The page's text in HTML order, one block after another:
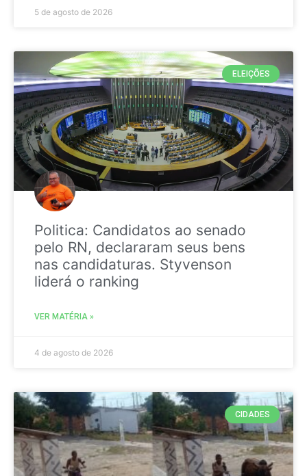
5 de agosto de 2026
ELEIÇÕES
Politica: Candidatos ao senado
pelo RN, declararam seus bens
nas candidaturas. Styvenson
liderá o ranking
VER MATÉRIA »
4 de agosto de 2026
CIDADES